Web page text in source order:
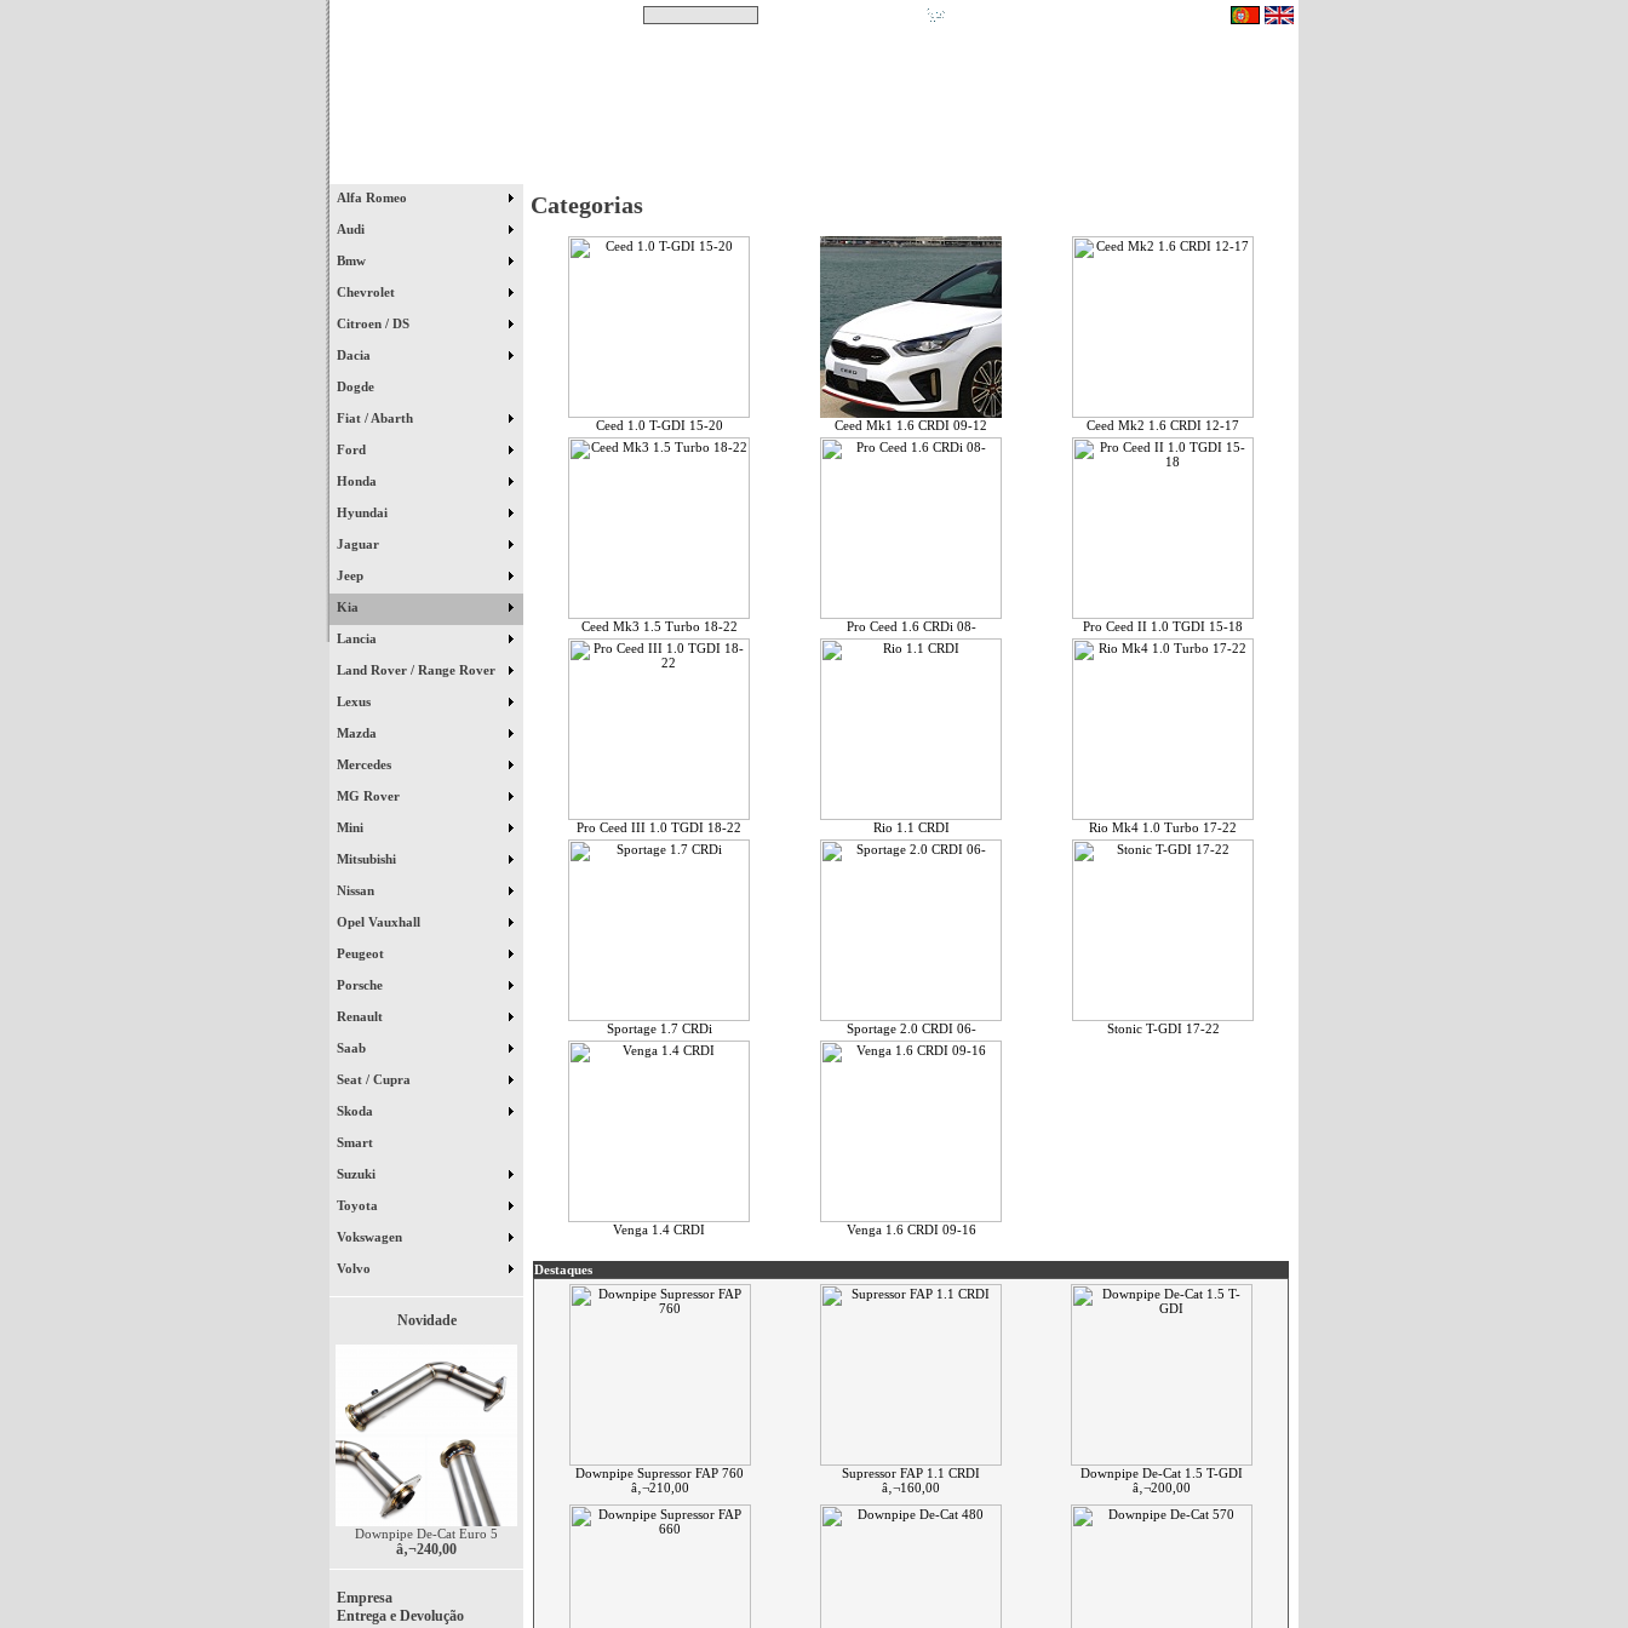
Alfa Romeo
Audi
Bmw
Chevrolet
Citroen / DS
Dacia
Dogde
Fiat / Abarth
Ford
Honda
Hyundai
Jaguar
Jeep
Kia
Lancia
Land Rover / Range Rover
Lexus
Mazda
Mercedes
MG Rover
Mini
Mitsubishi
Nissan
Opel Vauxhall
Peugeot
Porsche
Renault
Saab
Seat / Cupra
Skoda
Smart
Suzuki
Toyota
Vokswagen
Volvo
Novidade
Downpipe De-Cat Euro 5
â‚¬240,00
Empresa
Entrega e Devolução
Categorias
Ceed 1.0 T-GDI 15-20 Ceed Mk1 1.6 CRDI 09-12 Ceed Mk2 1.6 CRDI 12-17
Ceed Mk3 1.5 Turbo 18-22 Pro Ceed 1.6 CRDi 08- Pro Ceed II 1.0 TGDI 15-18
Pro Ceed III 1.0 TGDI 18-22 Rio 1.1 CRDI Rio Mk4 1.0 Turbo 17-22
Sportage 1.7 CRDi Sportage 2.0 CRDI 06- Stonic T-GDI 17-22
Venga 1.4 CRDI Venga 1.6 CRDI 09-16
Destaques
Downpipe Supressor FAP 760
â‚¬210,00
Supressor FAP 1.1 CRDI
â‚¬160,00
Downpipe De-Cat 1.5 T-GDI
â‚¬200,00